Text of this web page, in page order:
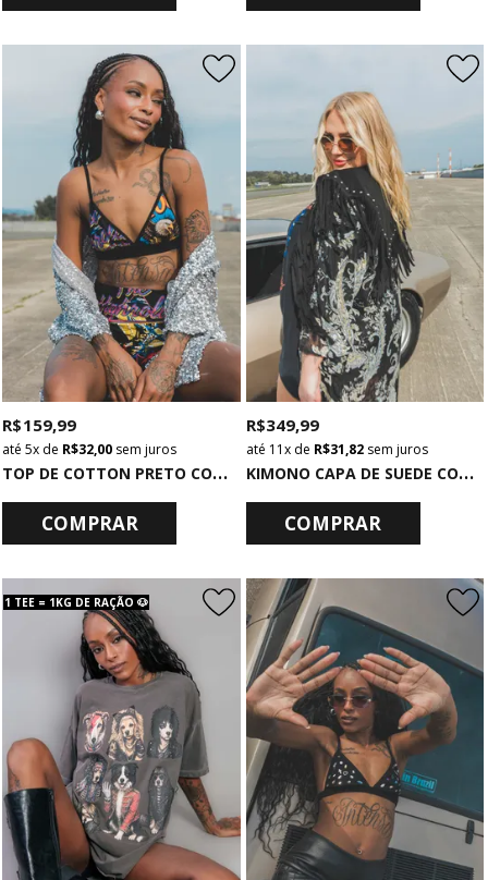
T
OP DE COTTON PRETO COM ESTAMPA ROCK
R$ 159,99
5x de R$ 32,00 sem juros
COMPRAR
K
IMONO CAPA DE SUEDE COM TACHAS E FRANJAS PRETO
R$ 349,99
11xde R$ 31,82sem juros
COMPRAR
1 TEE = 1KG DE RAÇÃO 🐶